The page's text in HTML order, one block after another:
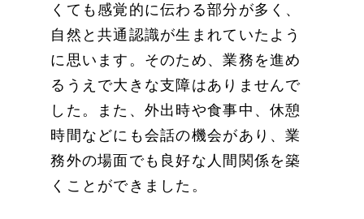
くても感覚的に伝わる部分が多く、
自然と共通認識が生まれていたよう
に思います。そのため、業務を進め
るうえで大きな支障はありませんで
した。また、外出時や食事中、休憩
時間などにも会話の機会があり、業
務外の場面でも良好な人間関係を築
くことができました。